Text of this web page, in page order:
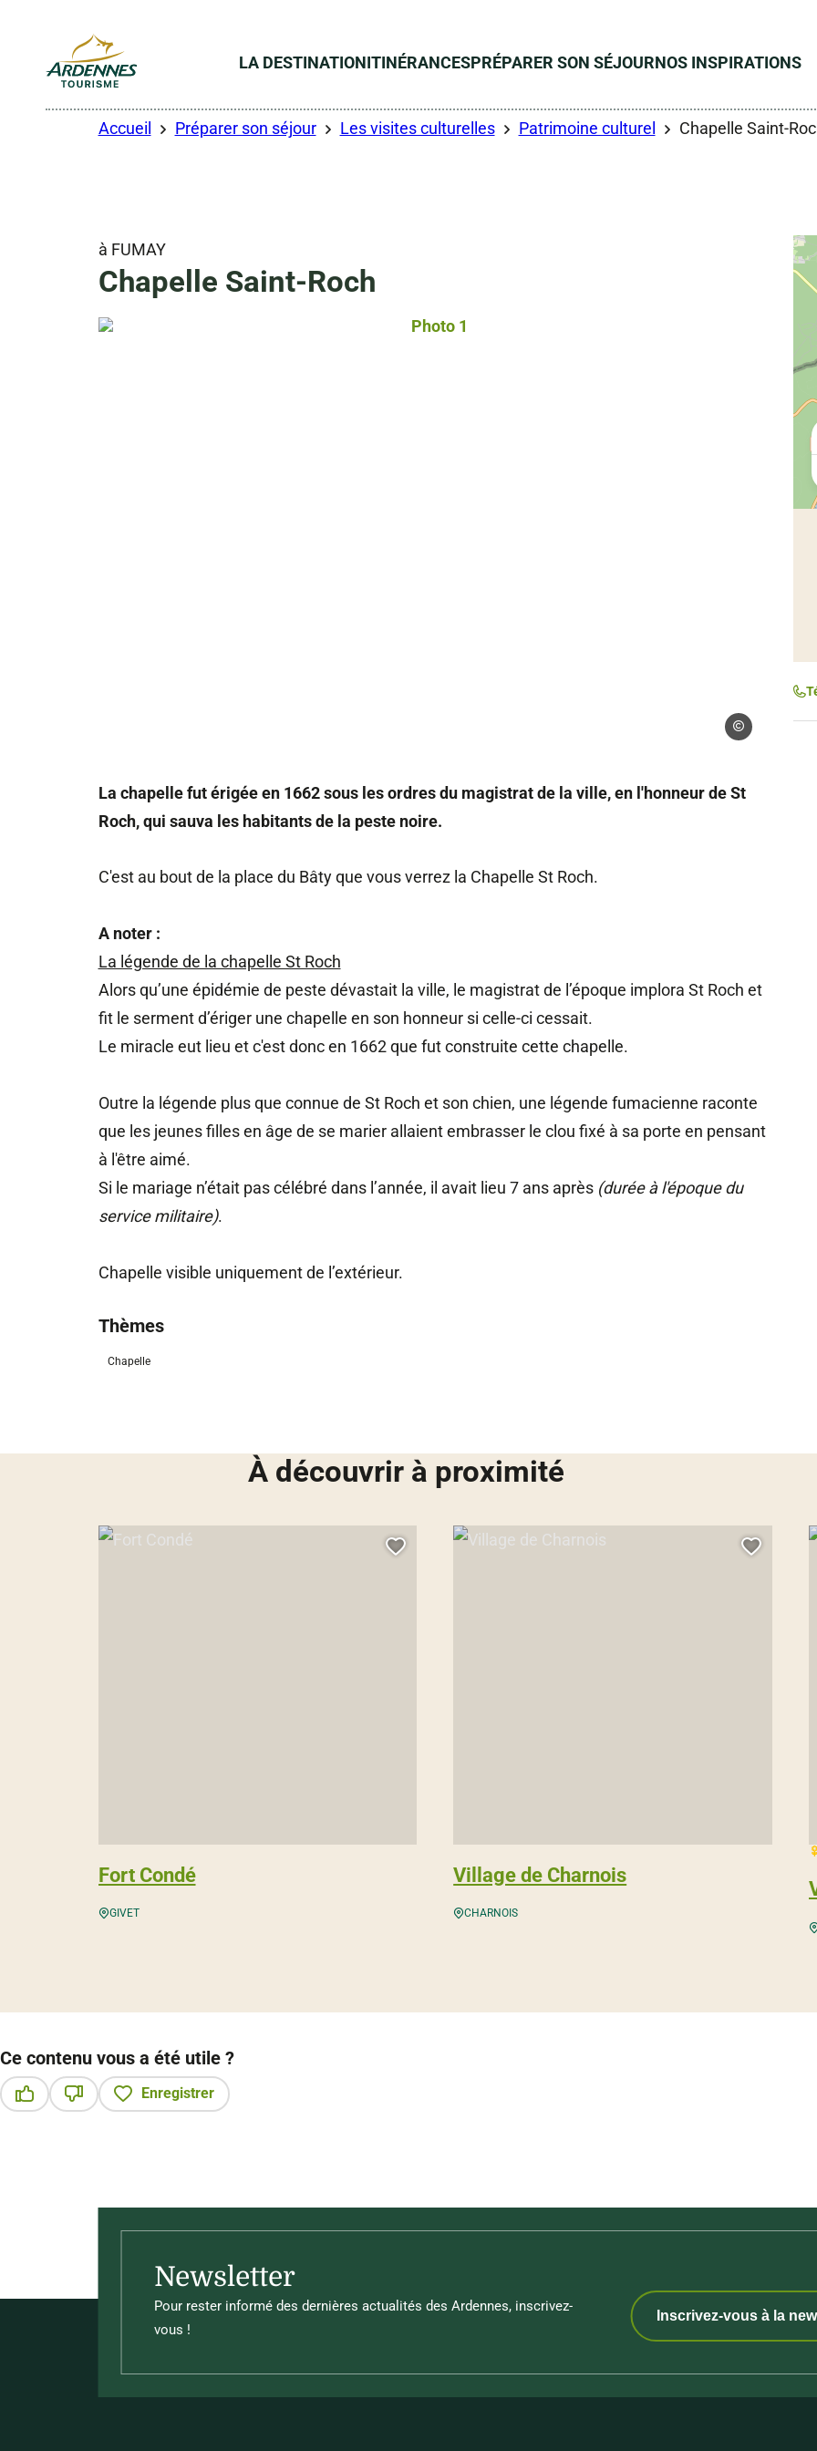
LA DESTINATIONITINÉRANCESPRÉPARER SON SÉJOURNOS INSPIRATIONS
Accueil Préparer son séjour Les visites culturelles Patrimoine culturel Chapelle Saint-
à FUMAY
Chapelle Saint-Roch
Photo 1, © Droits gérés
Droits gérés
La chapelle fut érigée en 1662 sous les ordres du magistrat de la ville, en l'honneur de St
Roch, qui sauva les habitants de la peste noire.
C'est au bout de la place du Bâty que vous verrez la Chapelle St Roch.
A noter :
La légende de la chapelle St Roch
Alors qu’une épidémie de peste dévastait la ville, le magistrat de l’époque implora St Roch et
fit le serment d’ériger une chapelle en son honneur si celle-ci cessait.
Le miracle eut lieu et c'est donc en 1662 que fut construite cette chapelle.
Outre la légende plus que connue de St Roch et son chien, une légende fumacienne raconte
que les jeunes filles en âge de se marier allaient embrasser le clou fixé à sa porte en pensant
à l'être aimé.
Si le mariage n’était pas célébré dans l’année, il avait lieu 7 ans après (durée à l'époque du
service militaire).
Chapelle visible uniquement de l’extérieur.
Thèmes
Chapelle
À découvrir à proximité
Fort Condé
GIVET
Fort Condé, © Droits gérés
Ajouter cette page au carnet de voyage ?
Village de Charnois
CHARNOIS
Village de Charnois, © Droits gérés
Ce contenu vous a été utile ?
Enregistrer
Newsletter
Pour rester informé des dernières actualités des Ardennes, inscrivez-
vous !
Inscrivez-vous à la